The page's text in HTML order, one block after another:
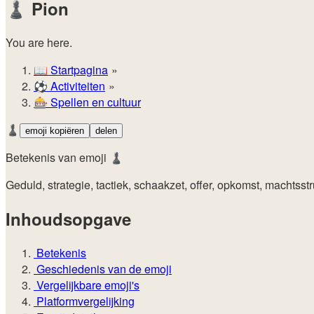
♟️ Pion
You are here.
📖 Startpagina
⚽️ Activiteiten
🎰 Spellen en cultuur
♟️
emoji kopiëren delen
Betekenis van emoji ♟️
Geduld, strategie, tactiek, schaakzet, offer, opkomst,
Inhoudsopgave
Betekenis
Geschiedenis van de emoji
Vergelijkbare emoji's
Platformvergelijking